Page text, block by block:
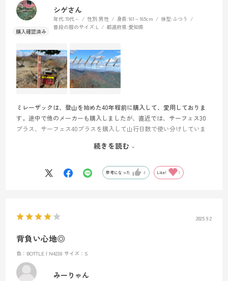
シゲさん
年代:70代～ 性別:男性 身長:161～165cm 体型:ふつう
普段の服のサイズ:L 都道府県:愛知県
ミレーザックは、登山を始めた40年程前に購入して、愛用しておりま
す。途中で他のメーカーも購入しましたが、直近では、サーフェス30
プラス、サーフェス40プラスを購入して山行日数で使い分けしていま
購入し、実際に、標高1077メートルの山で試してきました。概ね、満足
ベルトの幅が広い為、艶めかしい所で、サーフェスの肩ベルトは、熊
スプレーホルダーが難なく取り付けできたので、色々検討してみたい
ットルを持っておりますが、(モンベル)幌尻岳、北アルプスの水晶岳で
年、庚申山荘で前泊してそこから、皇海山へ登山計画しており、サー
続きを読む
参考になった 4 Like! 1
2025.9.2
背負い心地◎
色：BOTTLE | N4238 サイズ：S
みーりゃん